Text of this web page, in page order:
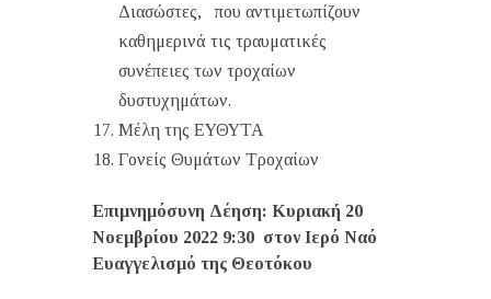
Διασώστες, που αντιμετωπίζουν
καθημερινά τις τραυματικές
συνέπειες των τροχαίων
δυστυχημάτων.
Μέλη της ΕΥΘΥΤΑ
Γονείς Θυμάτων Τροχαίων
Επιμνημόσυνη Δέηση: Κυριακή 20
Νοεμβρίου 2022 9:30 στον Ιερό Ναό
Ευαγγελισμό της Θεοτόκου